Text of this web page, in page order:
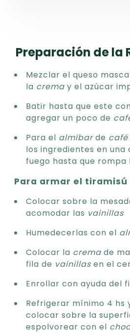
Preparación de la
Mezclar el queso
la crema y el azúcar
Batir hasta que este
agregar un poco de
Para el almíbarde café
los ingredientes en una
fuego hasta que rompa
Para armar el tiramisú
Colocar sobre la
acomodar las vainillas
Humedecerlas con el
Colocar la crema de
fila de vainillas en el
Enrollar con ayuda del
Refrigerar mínimo 4 hs
colocar sobre la
espolvorear con el